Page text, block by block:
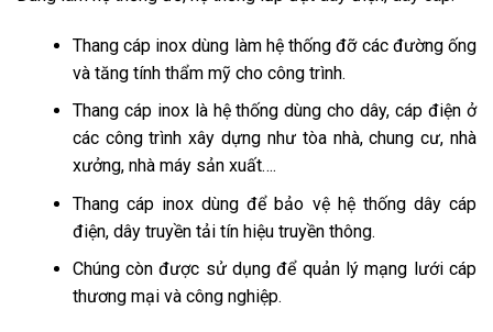
Thang cáp inox dùng làm hệ thống đỡ các đường ống
và tăng tính thẩm mỹ cho công trình.
Thang cáp inox là hệ thống dùng cho dây, cáp điện ở
các công trình xây dựng như tòa nhà, chung cư, nhà
xưởng, nhà máy sản xuất….
Thang cáp inox dùng để bảo vệ hệ thống dây cáp
điện, dây truyền tải tín hiệu truyền thông.
Chúng còn được sử dụng để quản lý mạng lưới cáp
thương mại và công nghiệp.